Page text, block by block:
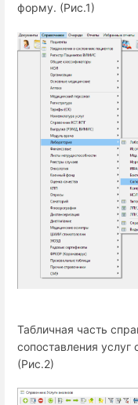
форму. (Рис.1)
Табличная часть
сопоставления
(Рис.2)